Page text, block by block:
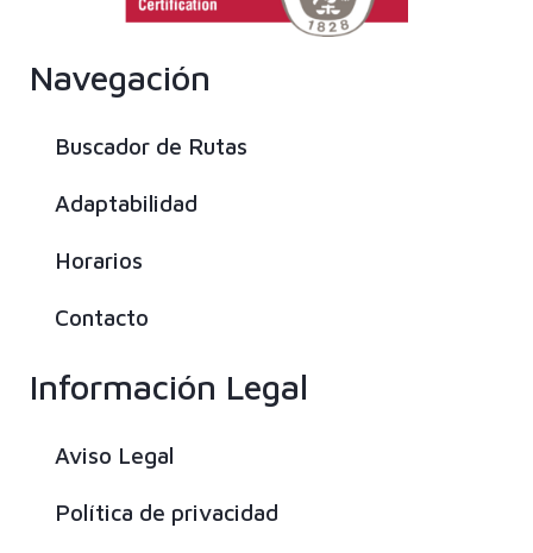
Navegación
Buscador de Rutas
Adaptabilidad
Horarios
Contacto
Información Legal
Aviso Legal
Política de privacidad